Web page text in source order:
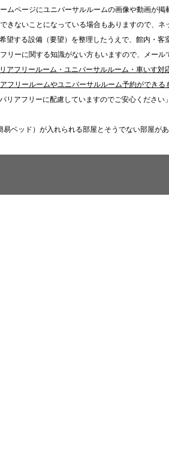
ムページにユニバーサルルームの画像や動画が
ないことになっている場合もありますので、ネ
望する設備（要望）を整理したうえで、館内・
リーに関する知識がない方もいますので、メー
アフリールーム・ユニバーサルルーム・車いす
リールームやユニバーサルルーム予約ができ
リアフリーに配慮していますのでご安心くだ
ベッド）が入れられる部屋とそうでない部屋が